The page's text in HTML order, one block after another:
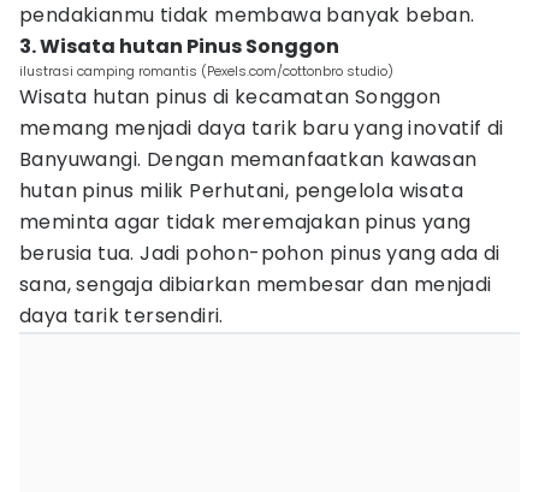
pendakianmu tidak membawa banyak beban.
3. Wisata hutan Pinus Songgon
ilustrasi camping romantis (Pexels.com/cottonbro studio)
Wisata hutan pinus di kecamatan Songgon
memang menjadi daya tarik baru yang inovatif di
Banyuwangi. Dengan memanfaatkan kawasan
hutan pinus milik Perhutani, pengelola wisata
meminta agar tidak meremajakan pinus yang
berusia tua. Jadi pohon-pohon pinus yang ada di
sana, sengaja dibiarkan membesar dan menjadi
daya tarik tersendiri.